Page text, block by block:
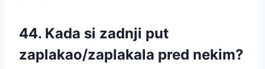
44. Kada si zadnji put
zaplakao/zaplakala pred nekim?